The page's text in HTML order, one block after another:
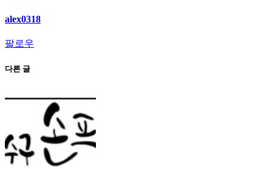
alex0318
팔로우
다른 글